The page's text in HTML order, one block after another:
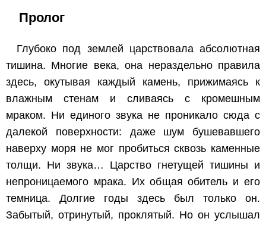
Пролог
Глубоко под землей царствовала абсолютная
тишина. Многие века, она нераздельно правила
здесь, окутывая каждый камень, прижимаясь к
влажным стенам и сливаясь с кромешным
мраком. Ни единого звука не проникало сюда с
далекой поверхности: даже шум бушевавшего
наверху моря не мог пробиться сквозь каменные
толщи. Ни звука… Царство гнетущей тишины и
непроницаемого мрака. Их общая обитель и его
темница. Долгие годы здесь был только он.
Забытый, отринутый, проклятый. Но он услышал